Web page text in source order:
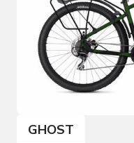
GHOST